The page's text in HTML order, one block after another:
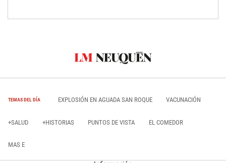
TEMAS DEL DÍA EXPLOSIÓN EN AGUADA SAN ROQUE VACUNACIÓN
+SALUD +HISTORIAS PUNTOS DE VISTA EL COMEDOR
MAS E